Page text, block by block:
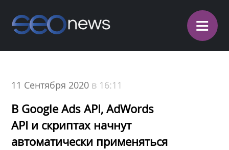
≡
11 Сентября 2020 в 16:11
В Google Ads API, AdWords
API и скриптах начнут
автоматически применяться